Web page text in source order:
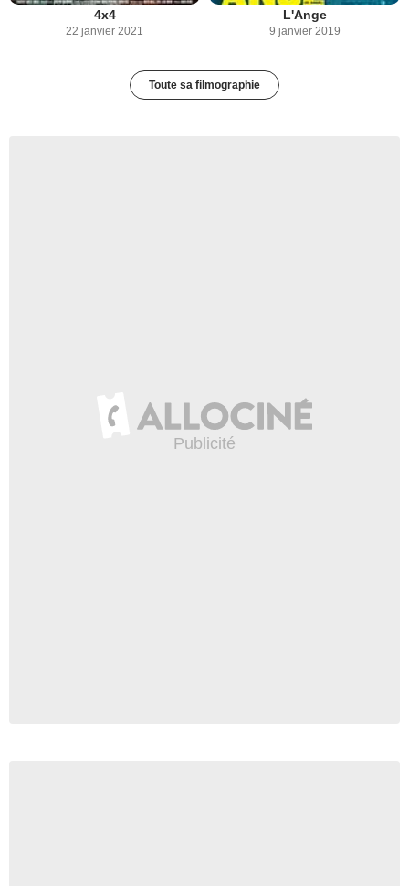
4x4
22 janvier 2021
L'Ange
9 janvier 2019
Toute sa filmographie